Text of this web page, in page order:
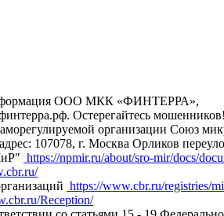
ООО МКК «ФИНТЕРРА»,
Остерегайтесь мошенников!
организации Союз
107078, г. Москва Орликов
https://npmir.ru/about/sro-mir/docs/
https://www.cbr.ru/registries/
Reception/